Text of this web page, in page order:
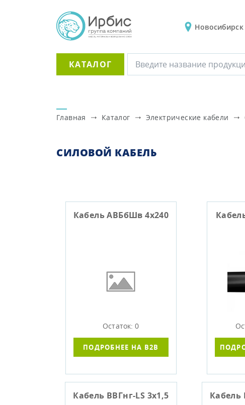
Новосибирск
КАТАЛОГ
Главная Каталог Электрические кабели
СИЛОВОЙ КАБЕЛЬ
Кабель АВБбШв 4х240
Остаток: 0
ПОДРОБНЕЕ НА B2B
Кабель ВВГнг-LS 3х1,5 Кабель